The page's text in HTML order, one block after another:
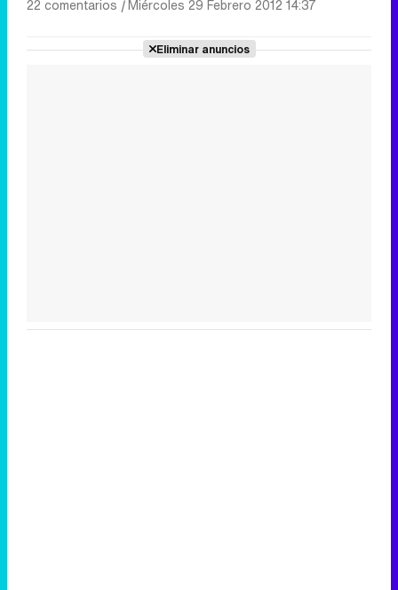
22 comentarios | Miércoles 29 Febrero 2012 14:37
Eliminar anuncios